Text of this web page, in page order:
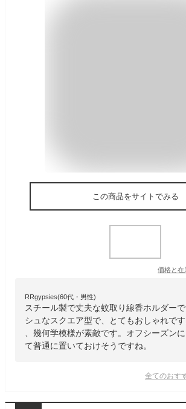
この商品をサイトでみる
価格と在
RRgypsies(60代・男性)
スチール製で丈夫な蚊取り線香ホルダー
シュなスクエア型で、とてもおしゃれで
、幾何学模様が素敵です。オフシーズン
て普通に置いておけそうですね。
全てのおす